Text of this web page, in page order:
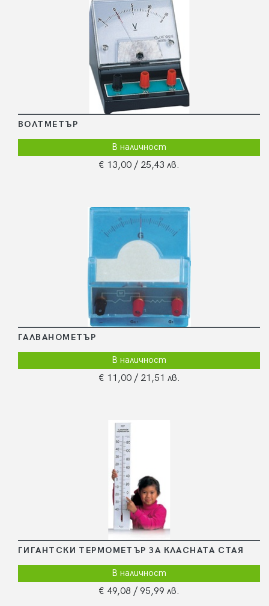
ВОЛТМЕТЪР
В наличност
€ 13,00 / 25,43 лв.
ГАЛВАНОМЕТЪР
В наличност
€ 11,00 / 21,51 лв.
ГИГАНТСКИ ТЕРМОМЕТЪР ЗА КЛАСНАТА СТАЯ
В наличност
€ 49,08 / 95,99 лв.